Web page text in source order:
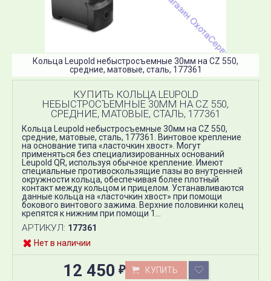
Кольца Leupold небыстросъемные 30мм на CZ 550,
средние, матовые, сталь, 177361
КУПИТЬ КОЛЬЦА LEUPOLD
НЕБЫСТРОСЪЕМНЫЕ 30ММ НА CZ 550,
СРЕДНИЕ, МАТОВЫЕ, СТАЛЬ, 177361
Кольца Leupold небыстросъемные 30мм на CZ 550,
средние, матовые, сталь, 177361. Винтовое крепление
на основание типа «ласточкин хвост». Могут
применяться без специализированных оснований
Leupold QR, используя обычное крепление. Имеют
специальные противоскользящие пазы во внутренней
окружности кольца, обеспечивая более плотный
контакт между кольцом и прицелом. Устанавливаются
данные кольца на «ласточкин хвост» при помощи
бокового винтового зажима. Верхние половинки колец
крепятся к нижним при помощи 1...
АРТИКУЛ: 177361
Нет в наличии
12 450 ₽ КУПИТЬ